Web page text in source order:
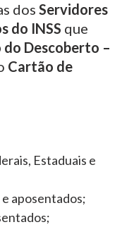
dos Servidores
do INSS que
Descoberto –
Cartão de
Estaduais e
aposentados;